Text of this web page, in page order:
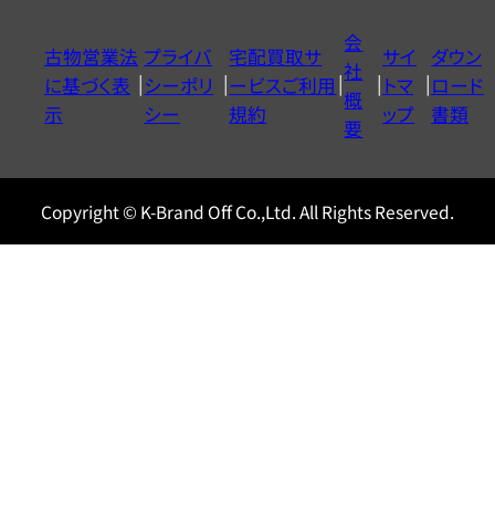
ヤ
ル
0120604117
古物営業法
に基づく表
示
プライバ
シーポリ
シー
宅配買取サ
ービスご利用
規約
会
社
概
要
サイ
トマ
ップ
ダウン
ロード
書類
Copyright © K-Brand Off Co.,Ltd. All Rights Reserved.